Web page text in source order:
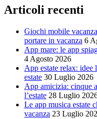
Articoli recenti
Giochi mobile
portare in vacanza 6
App mare: le app
4 Agosto 2026
App estate relax: idee
estate 30 Luglio 2026
App amicizia: cinque
l’estate 28 Luglio
Le app musica estate
vacanza 23 Luglio